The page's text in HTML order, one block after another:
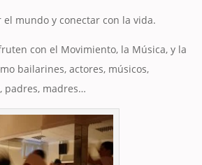
el mundo y conectar con la vida.
con el Movimiento, la Música, y la
bailarines, actores, músicos,
padres, madres…